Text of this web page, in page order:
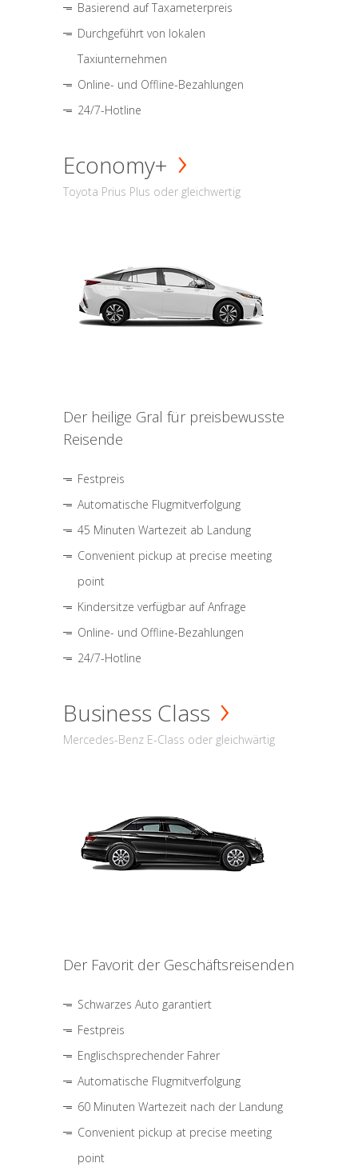
Basierend auf Taxameterpreis
Durchgeführt von lokalen
Taxiunternehmen
Online- und Offline-Bezahlungen
24/7-Hotline
Economy+
Toyota Prius Plus oder gleichwertig
Der heilige Gral für preisbewusste
Reisende
Festpreis
Automatische Flugmitverfolgung
45 Minuten Wartezeit ab Landung
Convenient pickup at precise meeting
point
Kindersitze verfügbar auf Anfrage
Online- und Offline-Bezahlungen
24/7-Hotline
Business Class
Mercedes-Benz E-Class oder gleichwärtig
Der Favorit der Geschäftsreisenden
Schwarzes Auto garantiert
Festpreis
Englischsprechender Fahrer
Automatische Flugmitverfolgung
60 Minuten Wartezeit nach der Landung
Convenient pickup at precise meeting
point